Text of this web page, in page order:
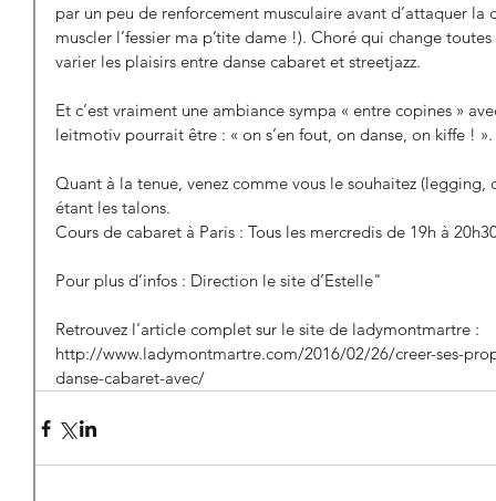
par un peu de renforcement musculaire avant d’attaquer
muscler l’fessier ma p’tite dame !). Choré qui change
varier les plaisirs entre danse cabaret et streetjazz.
Et c’est vraiment une ambiance sympa « entre copines »
leitmotiv pourrait être : « on s’en fout, on danse, on kiffe ! ».
Quant à la tenue, venez comme vous le souhaitez
étant les talons.
Cours de cabaret à Paris : Tous les mercredis de 19h à
Pour plus d’infos : Direction le site d’Estelle"
Retrouvez l'article complet sur le site de ladymontmartre :
http://www.ladymontmartre.com/2016/02/26/creer-ses-
danse-cabaret-avec/